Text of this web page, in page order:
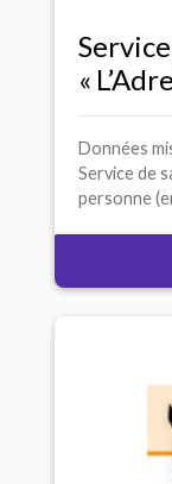
«
Données
Service de
personne